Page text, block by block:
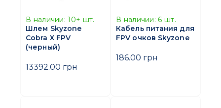
В наличии: 10+ шт.
Шлем Skyzone
Cobra X FPV
(черный)
13392.00 грн
В наличии: 6 шт.
Кабель питания для
FPV очков Skyzone
186.00 грн